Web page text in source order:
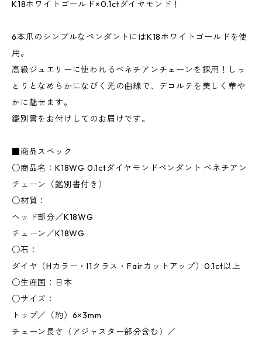
K18ホワイトゴールド×0.1ctダイヤモンド！
6本爪のシンプルなペンダントにはK18ホワイトゴールドを使
用。
高級ジュエリーに使われるベネチアンチェーンを採用！しっ
とりとなめらかになびく光の曲線で、デコルテを美しく華や
かに魅せます。
鑑別書をお付けしてのお届けです。
■商品スペック
○商品名：K18WG 0.1ctダイヤモンドペンダント ベネチアン
チェーン（鑑別書付き）
○材質：
ヘッド部分／K18WG
チェーン／K18WG
○石：
ダイヤ（Hカラー・I1クラス・Fairカットアップ）0.1ct以上
○生産国：日本
○サイズ：
トップ／（約）6×3mm
チェーン長さ（アジャスター部分含む）／